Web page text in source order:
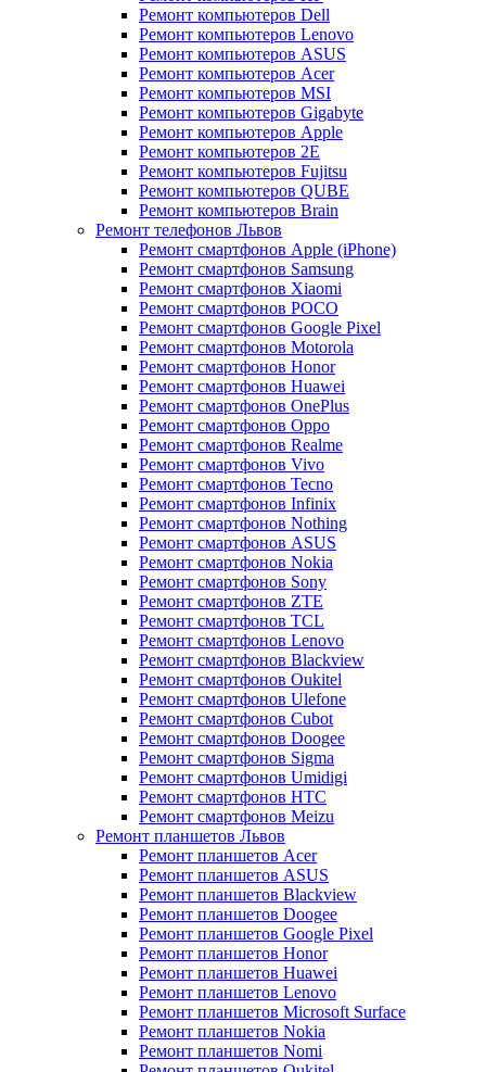
Ремонт компьютеров Dell
Ремонт компьютеров Lenovo
Ремонт компьютеров ASUS
Ремонт компьютеров Acer
Ремонт компьютеров MSI
Ремонт компьютеров Gigabyte
Ремонт компьютеров Apple
Ремонт компьютеров 2E
Ремонт компьютеров Fujitsu
Ремонт компьютеров QUBE
Ремонт компьютеров Brain
Ремонт телефонов Львов
Ремонт смартфонов Apple (iPhone)
Ремонт смартфонов Samsung
Ремонт смартфонов Xiaomi
Ремонт смартфонов POCO
Ремонт смартфонов Google Pixel
Ремонт смартфонов Motorola
Ремонт смартфонов Honor
Ремонт смартфонов Huawei
Ремонт смартфонов OnePlus
Ремонт смартфонов Oppo
Ремонт смартфонов Realme
Ремонт смартфонов Vivo
Ремонт смартфонов Tecno
Ремонт смартфонов Infinix
Ремонт смартфонов Nothing
Ремонт смартфонов ASUS
Ремонт смартфонов Nokia
Ремонт смартфонов Sony
Ремонт смартфонов ZTE
Ремонт смартфонов TCL
Ремонт смартфонов Lenovo
Ремонт смартфонов Blackview
Ремонт смартфонов Oukitel
Ремонт смартфонов Ulefone
Ремонт смартфонов Cubot
Ремонт смартфонов Doogee
Ремонт смартфонов Sigma
Ремонт смартфонов Umidigi
Ремонт смартфонов HTC
Ремонт смартфонов Meizu
Ремонт планшетов Львов
Ремонт планшетов Acer
Ремонт планшетов ASUS
Ремонт планшетов Blackview
Ремонт планшетов Doogee
Ремонт планшетов Google Pixel
Ремонт планшетов Honor
Ремонт планшетов Huawei
Ремонт планшетов Lenovo
Ремонт планшетов Microsoft Surface
Ремонт планшетов Nokia
Ремонт планшетов Nomi